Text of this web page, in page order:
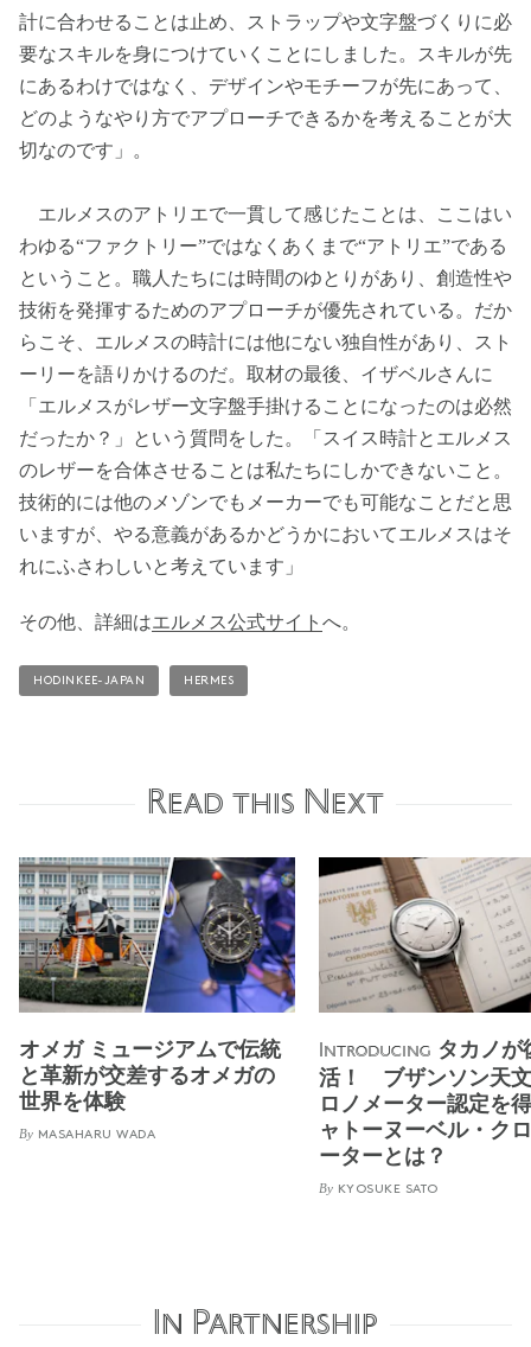
計に合わせることは止め、ストラップや文字盤づくりに必
要なスキルを身につけていくことにしました。スキルが先
にあるわけではなく、デザインやモチーフが先にあって、
どのようなやり方でアプローチできるかを考えることが大
切なのです」。
エルメスのアトリエで一貫して感じたことは、ここはい
わゆる“ファクトリー”ではなくあくまで“アトリエ”である
ということ。職人たちには時間のゆとりがあり、創造性や
技術を発揮するためのアプローチが優先されている。だか
らこそ、エルメスの時計には他にない独自性があり、スト
ーリーを語りかけるのだ。取材の最後、イザベルさんに
「エルメスがレザー文字盤手掛けることになったのは必然
だったか？」という質問をした。「スイス時計とエルメス
のレザーを合体させることは私たちにしかできないこと。
技術的には他のメゾンでもメーカーでも可能なことだと思
いますが、やる意義があるかどうかにおいてエルメスはそ
れにふさわしいと考えています」
その他、詳細はエルメス公式サイト へ。
HODINKEE-JAPAN HERMES
Read this Next
オメガ ミュージアムで伝統
と革新が交差するオメガの
世界を体験
By MASAHARU WADA
Introducing タカノが
活！ ブザンソン天
ロノメーター認定を
ャトーヌーベル・ク
ーターとは？
By KYOSUKE SATO
In Partnership